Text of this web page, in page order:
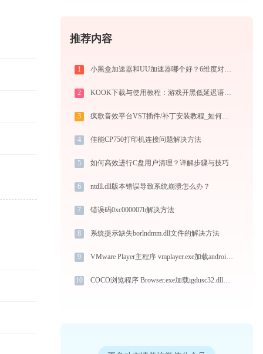
推荐内容
1 小黑盒加速器和UU加速器哪个好？6维度对比指南
2 KOOK下载与使用教程：游戏开黑低延迟语音全指南
3 疯歌音效平台VST插件/补丁安装教程_如何加载插件效果包
4 佳能CP750打印机连接问题解决方法
5 如何高效进行C盘用户清理？详解步骤与技巧
6 ntdll.dll版本错误导致系统崩溃怎么办？
7 错误码0xc000007b解决方法
8 系统提示缺失borlndmm.dll文件的解决方法
9 VMware Player主程序 vmplayer.exe加载androidassisthelper.dll文件丢失处理办法
10 COCO浏览程序 Browser.exe加载igdusc32.dll文件丢失处理办法